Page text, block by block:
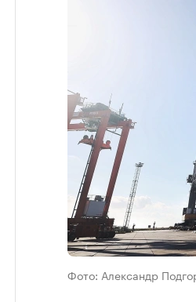
Фото: Александр